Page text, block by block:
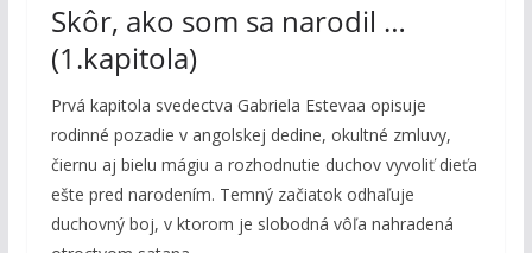
Skôr, ako som sa narodil …
(1.kapitola)
Prvá kapitola svedectva Gabriela Estevaa opisuje
rodinné pozadie v angolskej dedine, okultné zmluvy,
čiernu aj bielu mágiu a rozhodnutie duchov vyvoliť dieťa
ešte pred narodením. Temný začiatok odhaľuje
duchovný boj, v ktorom je slobodná vôľa nahradená